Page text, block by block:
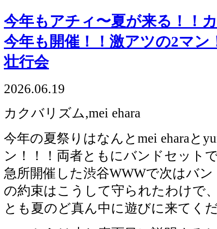
今年もアチィ〜夏が来る！！
今年も開催！！激アツの2マン
壮行会
2026.06.19
カクバリズム,mei ehara
今年の夏祭りはなんとmei eharaと
ン！！！両者ともにバンドセット
急所開催した渋谷WWWで次はバ
の約束はこうして守られたわけで
とも夏のど真ん中に遊びに来てく